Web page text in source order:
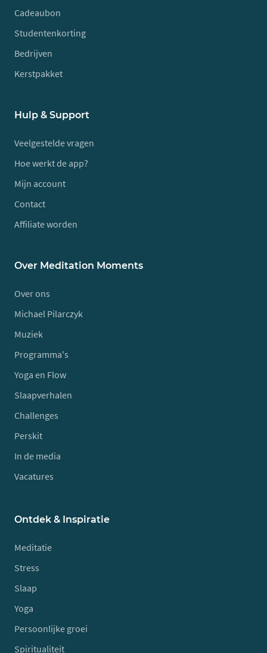
Cadeaubon
Studentenkorting
Bedrijven
Kerstpakket
Hulp & Support
Veelgestelde vragen
Hoe werkt de app?
Mijn account
Contact
Affiliate worden
Over Meditation Moments
Over ons
Michael Pilarczyk
Muziek
Programma's
Yoga en Flow
Slaapverhalen
Challenges
Perskit
In de media
Vacatures
Ontdek & Inspiratie
Meditatie
Stress
Slaap
Yoga
Persoonlijke groei
Spiritualiteit